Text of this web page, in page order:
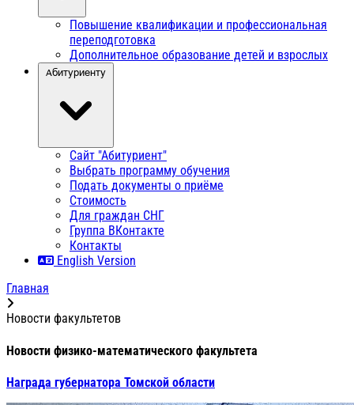
Повышение квалификации и профессиональная
переподготовка
Дополнительное образование детей и взрослых
Абитуриенту
Сайт "Абитуриент"
Выбрать программу обучения
Подать документы о приёме
Стоимость
Для граждан СНГ
Группа ВКонтакте
Контакты
English Version
Главная
Новости факультетов
Новости физико-математического факультета
Награда губернатора Томской области